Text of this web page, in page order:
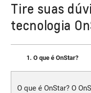
Tire suas
tecnologia
1. O que é OnStar?
O que é OnStar? O